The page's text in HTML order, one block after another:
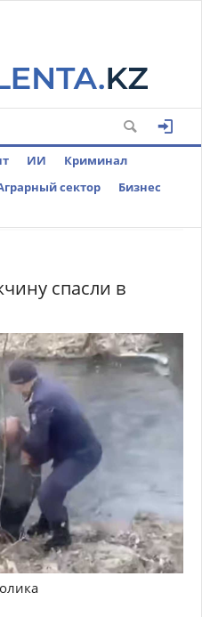
ИИ
Криминал
сектор
Бизнес
спасли в